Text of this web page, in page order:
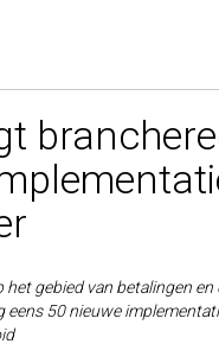
het gebied van betalingen
eens 50 nieuwe